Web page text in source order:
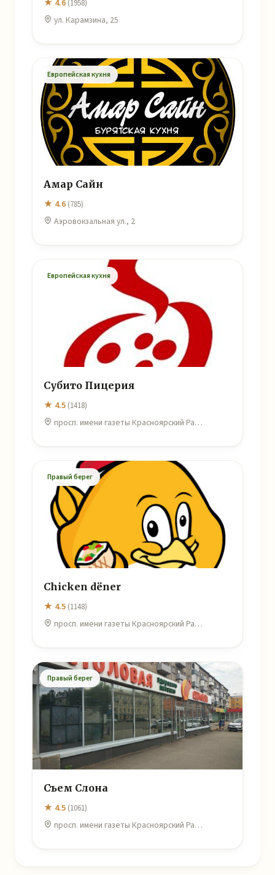
★ 4.6 (1958)
ул. Карамзина, 25
Европейская кухня
Амар Сайн
★ 4.6 (785)
Аэровокзальная ул., 2
Европейская кухня
Субито Пицерия
★ 4.5 (1418)
просп. имени газеты Красноярский Ра…
Правый берег
Chicken dëner
★ 4.5 (1148)
просп. имени газеты Красноярский Ра…
Правый берег
Съем Слона
★ 4.5 (1061)
просп. имени газеты Красноярский Ра…